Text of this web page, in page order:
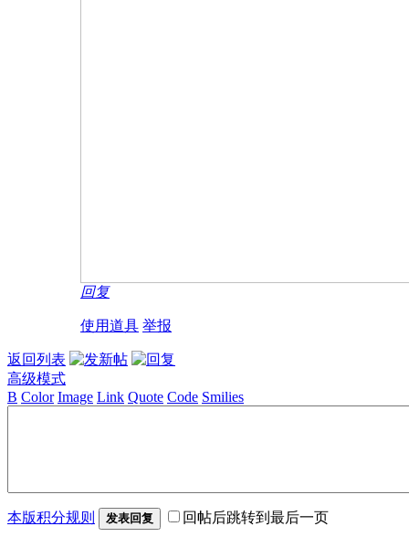
回复
使用道具 举报
返回列表
高级模式
B Color Image Link Quote Code Smilies
本版积分规则 发表回复 回帖后跳转到最后一页